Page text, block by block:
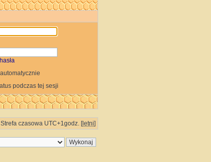
podczas tej sesji
Strefa czasowa UTC+1godz. [letni]